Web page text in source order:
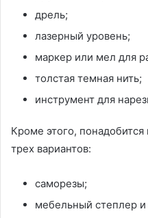
дрель;
лазерный уровень;
маркер или мел для
толстая темная нить;
инструмент для
Кроме этого,
трех вариантов:
саморезы;
мебельный степлер и